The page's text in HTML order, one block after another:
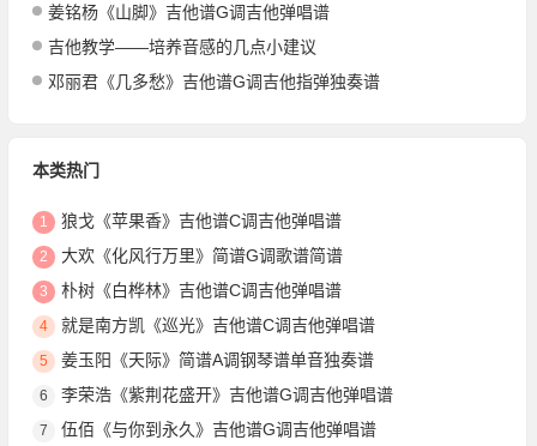
姜铭杨《山脚》吉他谱G调吉他弹唱谱
吉他教学——培养音感的几点小建议
邓丽君《几多愁》吉他谱G调吉他指弹独奏谱
本类热门
1 狼戈《苹果香》吉他谱C调吉他弹唱谱
2 大欢《化风行万里》简谱G调歌谱简谱
3 朴树《白桦林》吉他谱C调吉他弹唱谱
4 就是南方凯《巡光》吉他谱C调吉他弹唱谱
5 姜玉阳《天际》简谱A调钢琴谱单音独奏谱
6 李荣浩《紫荆花盛开》吉他谱G调吉他弹唱谱
7 伍佰《与你到永久》吉他谱G调吉他弹唱谱